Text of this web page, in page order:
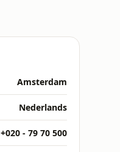
Amsterdam
Nederlands
+020 - 79 70 500